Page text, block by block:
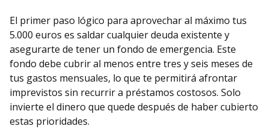
El primer paso lógico para aprovechar al máximo tus
5.000 euros es saldar cualquier deuda existente y
asegurarte de tener un fondo de emergencia. Este
fondo debe cubrir al menos entre tres y seis meses de
tus gastos mensuales, lo que te permitirá afrontar
imprevistos sin recurrir a préstamos costosos. Solo
invierte el dinero que quede después de haber cubierto
estas prioridades.